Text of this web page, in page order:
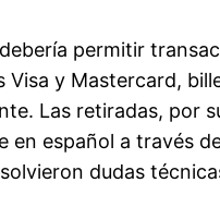
permitir
Visa y Mastercard,
Las retiradas, por
en español a través
dudas